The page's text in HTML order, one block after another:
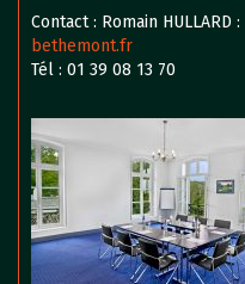
Contact : Romain HULLARD :
bethemont.fr
Tél : 01 39 08 13 70